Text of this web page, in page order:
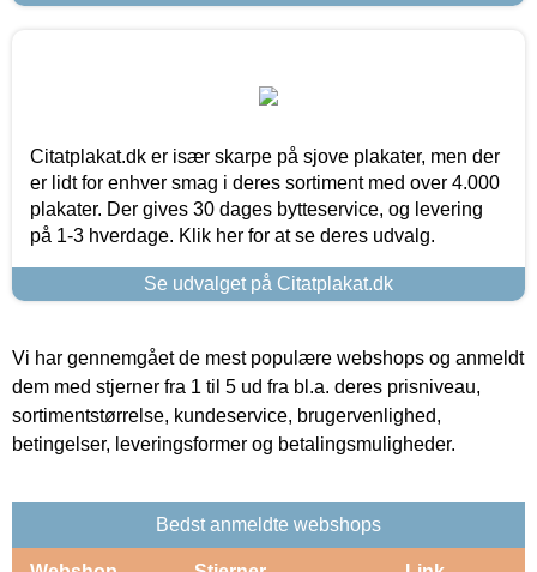
Citatplakat.dk er især skarpe på sjove plakater, men der
er lidt for enhver smag i deres sortiment med over 4.000
plakater. Der gives 30 dages bytteservice, og levering
på 1-3 hverdage. Klik her for at se deres udvalg.
Se udvalget på Citatplakat.dk
Vi har gennemgået de mest populære webshops og anmeldt
dem med stjerner fra 1 til 5 ud fra bl.a. deres prisniveau,
sortimentstørrelse, kundeservice, brugervenlighed,
betingelser, leveringsformer og betalingsmuligheder.
Bedst anmeldte webshops